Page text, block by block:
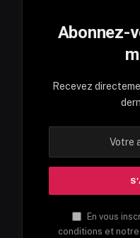
Abonnez-
Recevez
En vous
conditions et